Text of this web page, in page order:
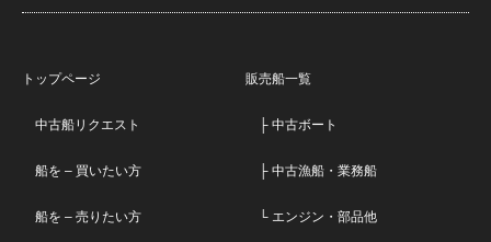
トップページ
中古船リクエスト
船を – 買いたい方
船を – 売りたい方
販売船一覧
├ 中古ボート
├ 中古漁船・業務船
└ エンジン・部品他